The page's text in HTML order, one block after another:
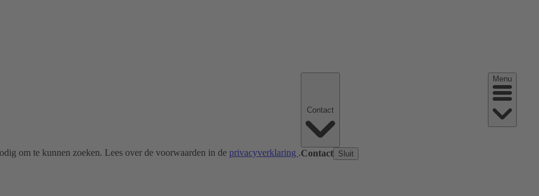
om te kunnen zoeken. Lees over de voorwaarden in de privacyverklaring .Contact Sluit
Menu